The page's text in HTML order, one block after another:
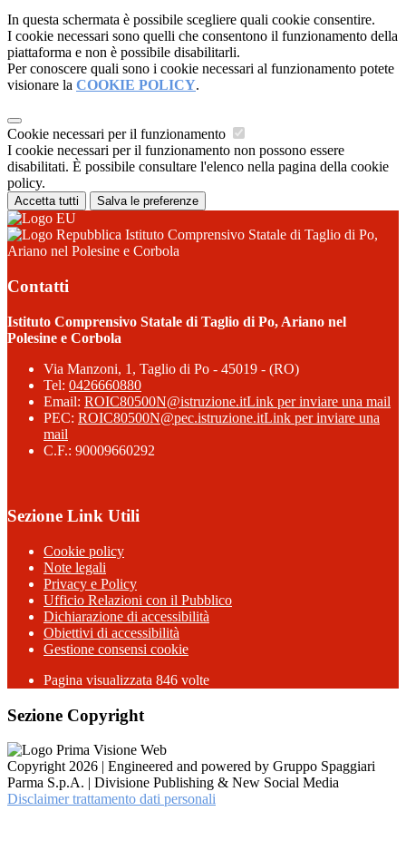
In questa schermata è possibile scegliere quali cookie consentire.
I cookie necessari sono quelli che consentono il funzionamento della
piattaforma e non è possibile disabilitarli.
Per conoscere quali sono i cookie necessari al funzionamento potete
visionare la COOKIE POLICY.
Cookie necessari per il funzionamento
I cookie necessari per il funzionamento non possono essere
disabilitati. È possibile consultare l'elenco nella pagina della cookie
policy.
Accetta tutti Salva le preferenze
Istituto Comprensivo Statale di Taglio di Po,
Ariano nel Polesine e Corbola
Contatti
Istituto Comprensivo Statale di Taglio di Po, Ariano nel
Polesine e Corbola
Via Manzoni, 1, Taglio di Po - 45019 - (RO)
Tel: 0426660880
Email: ROIC80500N@istruzione.itLink per inviare una mail
PEC: ROIC80500N@pec.istruzione.itLink per inviare una
mail
C.F.: 90009660292
Sezione Link Utili
Cookie policy
Note legali
Privacy e Policy
Ufficio Relazioni con il Pubblico
Dichiarazione di accessibilità
Obiettivi di accessibilità
Gestione consensi cookie
Pagina visualizzata 846 volte
Sezione Copyright
Copyright 2026 | Engineered and powered by Gruppo Spaggiari
Parma S.p.A. | Divisione Publishing & New Social Media
Disclaimer trattamento dati personali